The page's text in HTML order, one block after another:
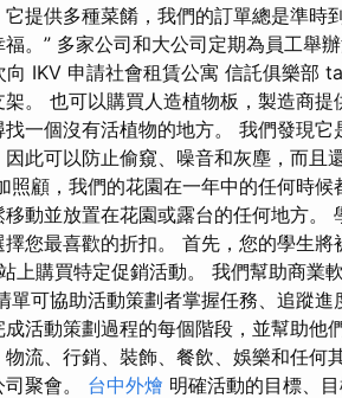
提供多種菜餚，我們的訂單總是準時
。” 多家公司和大公司定期為員工舉
IKV 申請社會租賃公寓 信託俱樂部
。 也可以購買人造植物板，製造商
一個沒有活植物的地方。 我們發現
此可以防止偷窺、噪音和灰塵，而且
照顧，我們的花園在一年中的任何時
動並放置在花園或露台的任何地方。
您最喜歡的折扣。 首先，您的學生
上購買特定促銷活動。 我們幫助商業
單可協助活動策劃者掌握任務、追蹤
活動策劃過程的每個階段，並幫助他
流、行銷、裝飾、餐飲、娛樂和任何
聚會。 台中外燴 明確活動的目標、